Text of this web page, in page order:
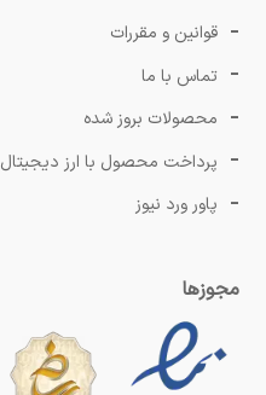
قوانین و مقررات
تماس با ما
محصولات بروز شده
پرداخت محصول با ارز دیجیتال
پاور ورد نیوز
مجوزها